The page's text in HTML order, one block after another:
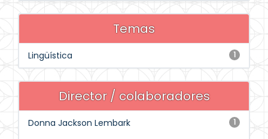
Temas
1
Lingüística
Director / colaboradores
1
Donna Jackson Lembark